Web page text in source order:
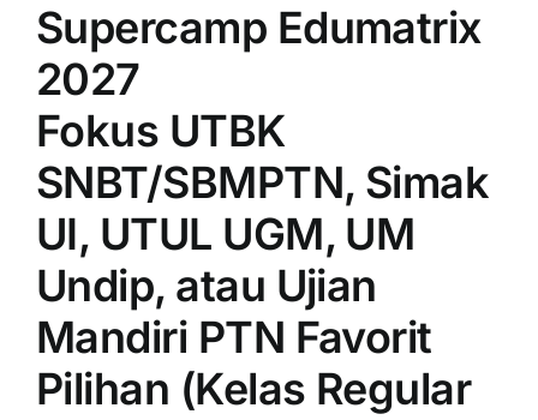
Supercamp Edumatrix
2027
Fokus UTBK
SNBT/SBMPTN, Simak
UI, UTUL UGM, UM
Undip, atau Ujian
Mandiri PTN Favorit
Pilihan (Kelas Regular